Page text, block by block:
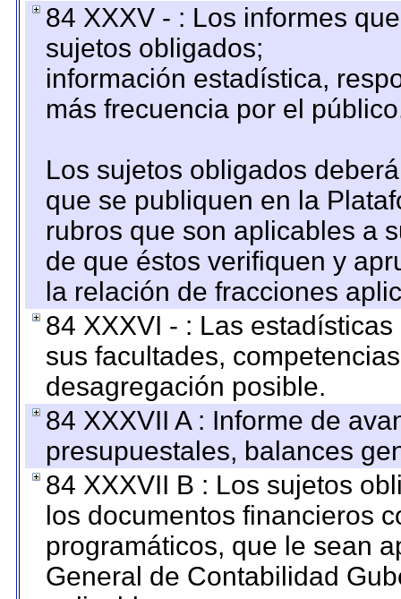
84 XXXV - : Los informes
sujetos obligados;
información estadística,
más frecuencia por el
Los sujetos obligados
que se publiquen en la
rubros que son aplicables a
de que éstos verifiquen y
la relación de fracciones
84 XXXVI - : Las
sus facultades,
desagregación posible.
84 XXXVII A : Informe de
presupuestales, balances
84 XXXVII B : Los sujetos
los documentos financieros
programáticos, que le sean
General de Contabilidad